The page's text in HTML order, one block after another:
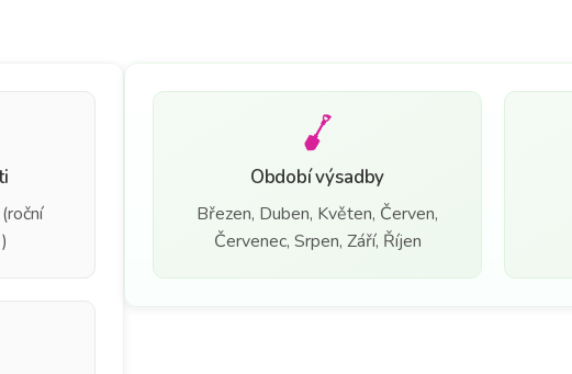
Období výsadby
Březen, Duben, Květen, Červen,
Červenec, Srpen, Září, Říjen